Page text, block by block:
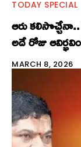
TODAY SPECIAL
ఆరు
అదే రోజు
MARCH 8, 2026